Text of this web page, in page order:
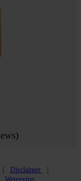
Disclaimer
Wetgeving